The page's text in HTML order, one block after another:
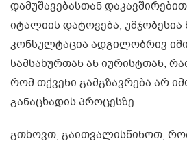
დამუშავებასთან
იტალიის დატოვება,
კონსულტაცია ადგილობრივ
სამსახურთან ან იურისტთან,
რომ თქვენი გამგზავრება არ
განაცხადის პროცესზე.
გთხოვთ, გაითვალისწინოთ,